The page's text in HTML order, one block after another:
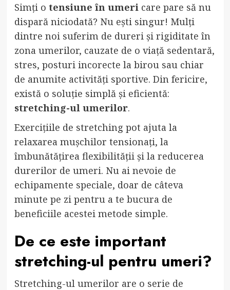
Simți o tensiune în umericare pare să nu
dispară niciodată? Nu ești singur! Mulți
dintre noi suferim de dureri și rigiditate în
zona umerilor, cauzate de o viață sedentară,
stres, posturi incorecte la birou sau chiar
de anumite activități sportive. Din fericire,
există o soluție simplă și eficientă:
stretching-ul umerilor.
Exercițiile de stretching pot ajuta la
relaxarea mușchilor tensionați, la
îmbunătățirea flexibilității și la reducerea
durerilor de umeri. Nu ai nevoie de
echipamente speciale, doar de câteva
minute pe zi pentru a te bucura de
beneficiile acestei metode simple.
De ce este important
stretching-ul pentru umeri?
Stretching-ul umerilor are o serie de